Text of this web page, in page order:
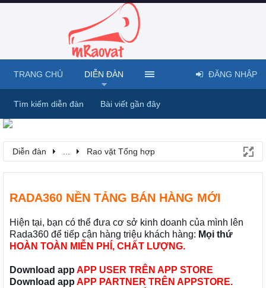
Diễn đàn Rao vặt Tổng hợp
RADA360 NỀN TẢNG BÁN HÀNG MỚI
Hiện tại, bạn có thể đưa cơ sở kinh doanh của mình lên
Rada360 để tiếp cận hàng triệu khách hàng: Mọi thứ
HOÀN TOÀN MIỄN PHÍ, CHẤT LƯỢNG.
Download app APP USER TRÊN APP STORE
Download app APP PARTNER TRÊN APPSTORE.
TRANG CHỦ DIỄN ĐÀN
Tìm kiếm diễn đàn Bài viết gần đây
ĐĂNG NHẬP